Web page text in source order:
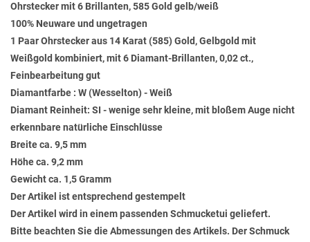
Ohrstecker mit 6 Brillanten, 585 Gold gelb/weiß
100% Neuware und ungetragen
1 Paar Ohrstecker aus 14 Karat (585) Gold, Gelbgold mit
Weißgold kombiniert, mit 6 Diamant-Brillanten, 0,02 ct.,
Feinbearbeitung gut
Diamantfarbe : W (Wesselton) - Weiß
Diamant Reinheit: SI - wenige sehr kleine, mit bloßem Auge nicht
erkennbare natürliche Einschlüsse
Breite ca. 9,5 mm
Höhe ca. 9,2 mm
Gewicht ca. 1,5 Gramm
Der Artikel ist entsprechend gestempelt
Der Artikel wird in einem passenden Schmucketui geliefert.
Bitte beachten Sie die Abmessungen des Artikels. Der Schmuck